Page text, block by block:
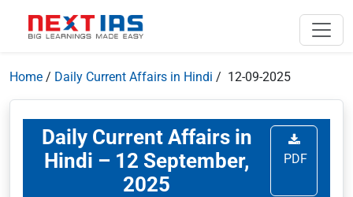
Home / Daily Current Affairs in Hindi / 12-09-2025
Daily Current Affairs in
Hindi – 12 September,
2025
PDF